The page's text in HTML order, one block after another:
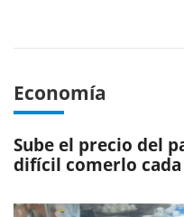
Economía
Sube el precio del
difícil comerlo